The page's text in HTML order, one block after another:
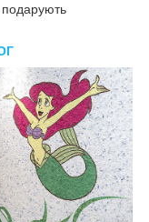
подарують